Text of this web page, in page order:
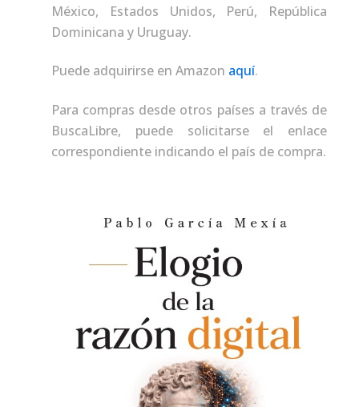
México, Estados Unidos, Perú, República
Dominicana y Uruguay.
Puede adquirirse en Amazon aquí.
Para compras desde otros países a través de
BuscaLibre, puede solicitarse el enlace
correspondiente indicando el país de compra.